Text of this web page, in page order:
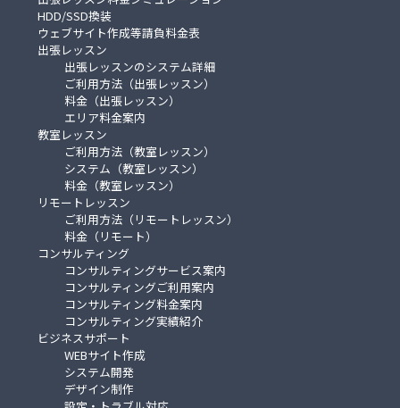
HDD/SSD換装
ウェブサイト作成等請負料金表
出張レッスン
出張レッスンのシステム詳細
ご利用方法（出張レッスン）
料金（出張レッスン）
エリア料金案内
教室レッスン
ご利用方法（教室レッスン）
システム（教室レッスン）
料金（教室レッスン）
リモートレッスン
ご利用方法（リモートレッスン）
料金（リモート）
コンサルティング
コンサルティングサービス案内
コンサルティングご利用案内
コンサルティング料金案内
コンサルティング実績紹介
ビジネスサポート
WEBサイト作成
システム開発
デザイン制作